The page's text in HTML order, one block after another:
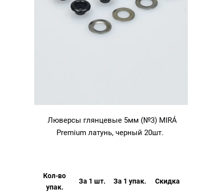
Люверсы глянцевые 5мм (№3) MIRÁ
Premium латунь, черный 20шт.
Кол-во
упак.
За 1 шт. За 1 упак. Скидка